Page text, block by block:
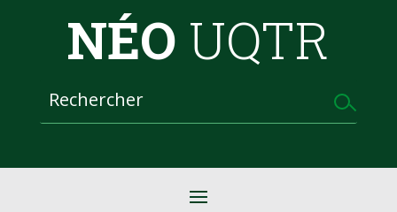
NÉO UQTR